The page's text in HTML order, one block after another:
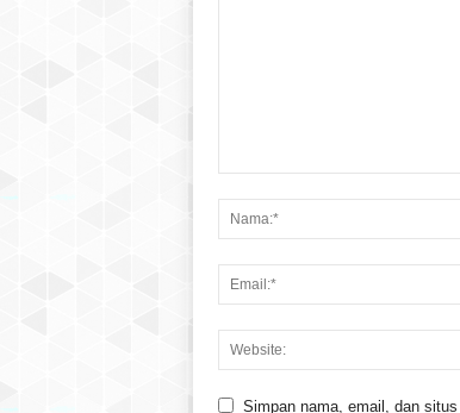
Simpan nama, email, dan